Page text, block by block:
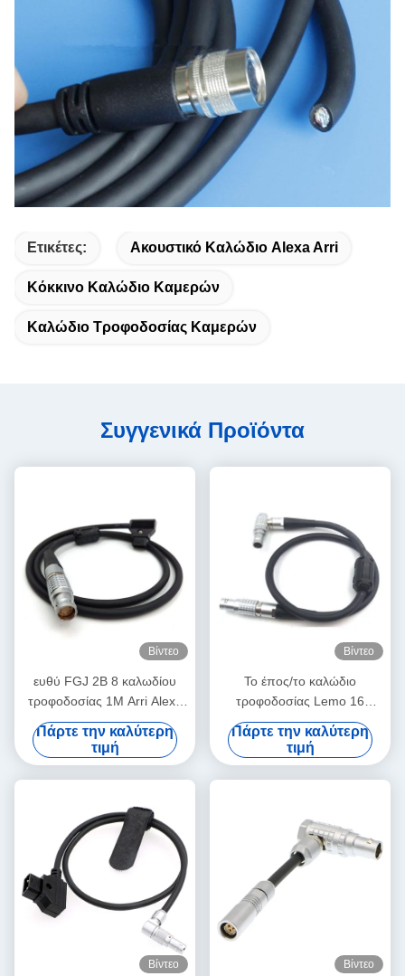
Ετικέτες: Ακουστικό Καλώδιο Alexa Arri
Κόκκινο Καλώδιο Καμερών
Καλώδιο Τροφοδοσίας Καμερών
Συγγενικά Προϊόντα
Βίντεο
ευθύ FGJ 2B 8 καλωδίου
τροφοδοσίας 1M Arri Alexa
μίνι καλώδιο δ-βρυσών
καρφιτσών Lemo
Πάρτε την καλύτερη
τιμή
Βίντεο
Το έπος/το καλώδιο
τροφοδοσίας Lemo 16
καμερών δράκων LCD EVF
καρφίτσα σε 16 καρφώνει
κατ' ευθείαν στο σωστό τύπο
επαφών
Πάρτε την καλύτερη
τιμή
Βίντεο Βίντεο